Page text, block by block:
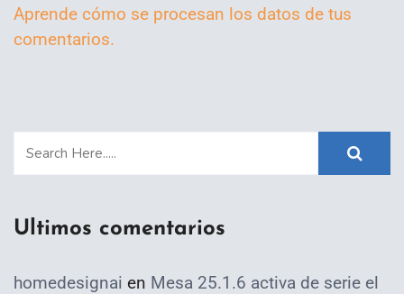
Aprende cómo se procesan los datos de tus
comentarios.
Ultimos comentarios
homedesignai en Mesa 25.1.6 activa de serie el